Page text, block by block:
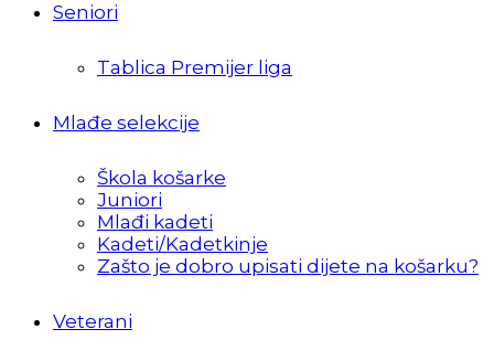
Seniori
Tablica Premijer liga
Mlađe selekcije
Škola košarke
Juniori
Mlađi kadeti
Kadeti/Kadetkinje
Zašto je dobro upisati dijete na košarku?
Veterani